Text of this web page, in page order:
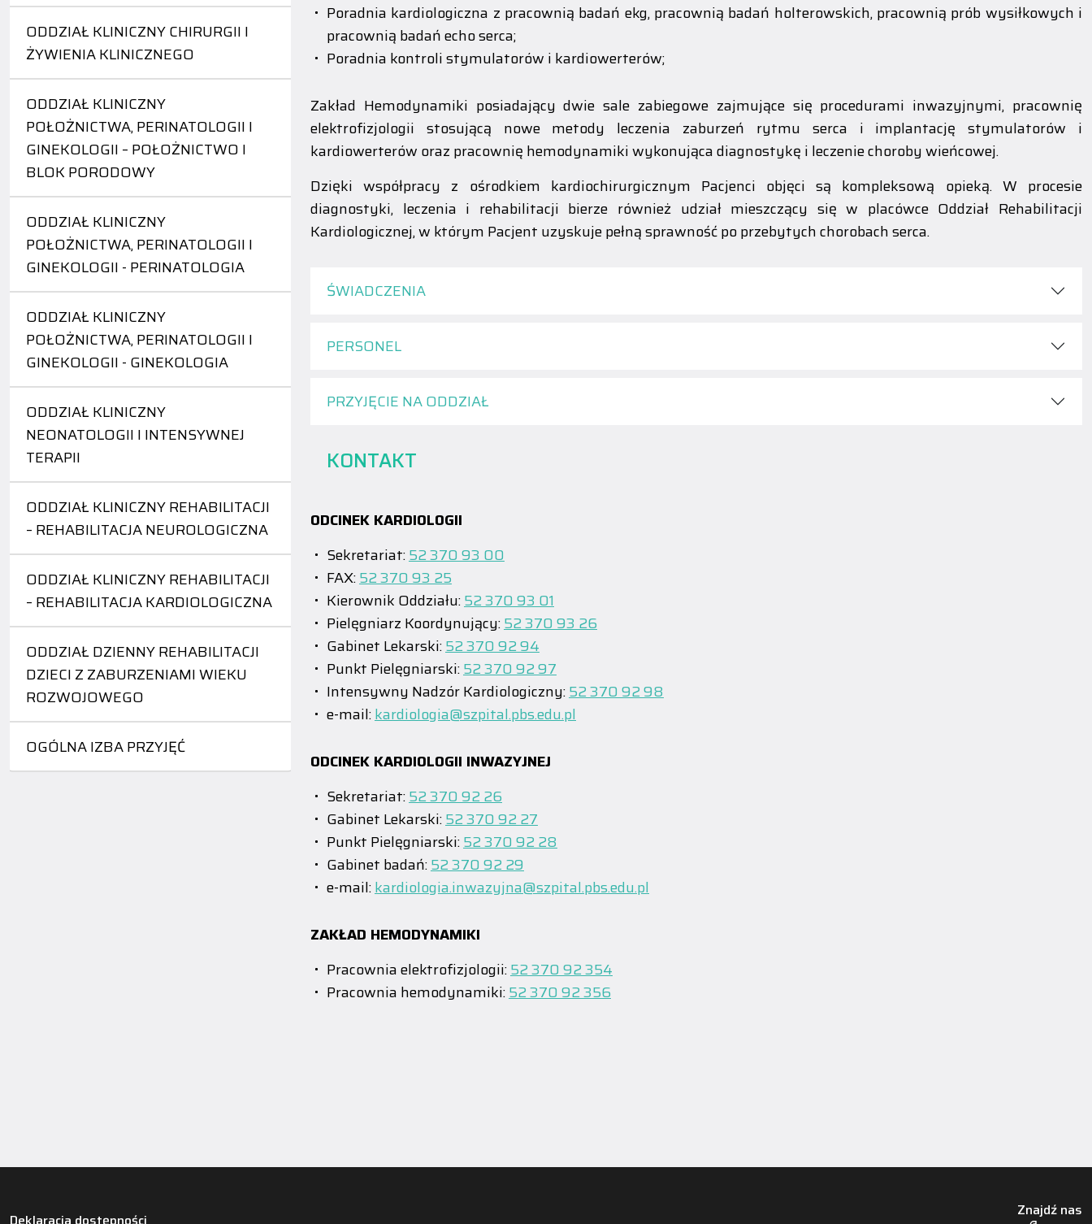
ODDZIAŁ KLINICZNY CHIRURGII I
ŻYWIENIA KLINICZNEGO
ODDZIAŁ KLINICZNY
POŁOŻNICTWA, PERINATOLOGII I
GINEKOLOGII – POŁOŻNICTWO I
BLOK PORODOWY
ODDZIAŁ KLINICZNY
POŁOŻNICTWA, PERINATOLOGII I
GINEKOLOGII - PERINATOLOGIA
ODDZIAŁ KLINICZNY
POŁOŻNICTWA, PERINATOLOGII I
GINEKOLOGII - GINEKOLOGIA
ODDZIAŁ KLINICZNY
NEONATOLOGII I INTENSYWNEJ
TERAPII
ODDZIAŁ KLINICZNY REHABILITACJI
– REHABILITACJA NEUROLOGICZNA
ODDZIAŁ KLINICZNY REHABILITACJI
– REHABILITACJA KARDIOLOGICZNA
ODDZIAŁ DZIENNY REHABILITACJI
DZIECI Z ZABURZENIAMI WIEKU
ROZWOJOWEGO
OGÓLNA IZBA PRZYJĘĆ
Poradnia kardiologiczna z pracownią badań ekg, pracownią badań holterowskich, pracownią prób wysiłkowych i
pracownią badań echo serca;
Poradnia kontroli stymulatorów i kardiowerterów;
Zakład Hemodynamiki posiadający dwie sale zabiegowe zajmujące się procedurami inwazyjnymi, pracownię
elektrofizjologii stosującą nowe metody leczenia zaburzeń rytmu serca i implantację stymulatorów i
kardiowerterów oraz pracownię hemodynamiki wykonująca diagnostykę i leczenie choroby wieńcowej.
Dzięki współpracy z ośrodkiem kardiochirurgicznym Pacjenci objęci są kompleksową opieką. W procesie
diagnostyki, leczenia i rehabilitacji bierze również udział mieszczący się w placówce Oddział Rehabilitacji
Kardiologicznej, w którym Pacjent uzyskuje pełną sprawność po przebytych chorobach serca.
ŚWIADCZENIA
PERSONEL
PRZYJĘCIE NA ODDZIAŁ
KONTAKT
ODCINEK KARDIOLOGII
Sekretariat:52 370 93 00
FAX:52 370 93 25
Kierownik Oddziału:52 370 93 01
Pielęgniarz Koordynujący:52 370 93 26
Gabinet Lekarski:52 370 92 94
Punkt Pielęgniarski:52 370 92 97
Intensywny Nadzór Kardiologiczny:52 370 92 98
e-mail:kardiologia@szpital.pbs.edu.pl
ODCINEK KARDIOLOGII INWAZYJNEJ
Sekretariat:52 370 92 26
Gabinet Lekarski:52 370 92 27
Punkt Pielęgniarski:52 370 92 28
Gabinet badań:52 370 92 29
e-mail:kardiologia.inwazyjna@szpital.pbs.edu.pl
ZAKŁAD HEMODYNAMIKI
Pracownia elektrofizjologii:52 370 92 354
Pracownia hemodynamiki:52 370 92 356
Znajdź nas